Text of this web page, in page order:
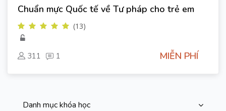
Chuẩn mực Quốc tế về Tư pháp cho trẻ em
(13)
311 1 MIỄN PHÍ
Bỏ qua [Cocoon] Course Categories List
Danh mục khóa học